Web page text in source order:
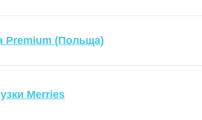
Premium (Польща)
Merries